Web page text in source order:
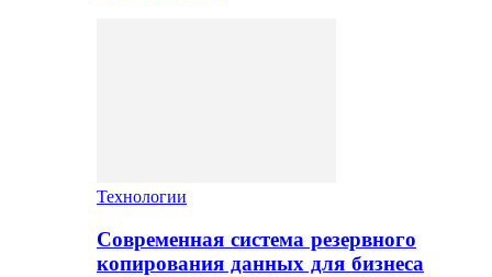
Технологии
Современная система резервного
копирования данных для бизнеса